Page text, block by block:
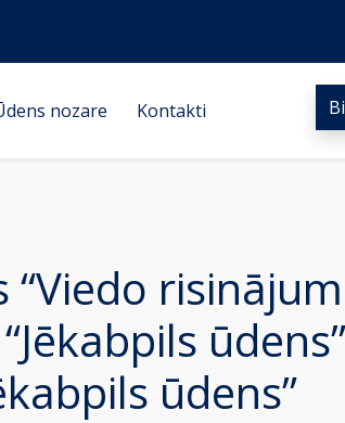
nozare Kontakti
“Viedo
ūdens”